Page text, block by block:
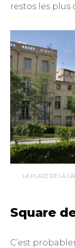
restos les plus
LA PLACE DE LA
Square
C’est